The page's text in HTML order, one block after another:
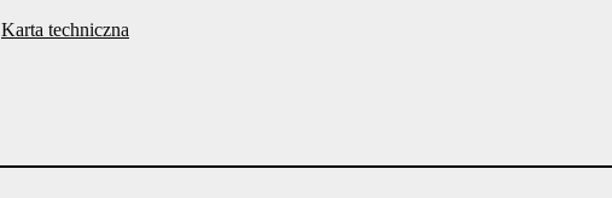
Karta techniczna